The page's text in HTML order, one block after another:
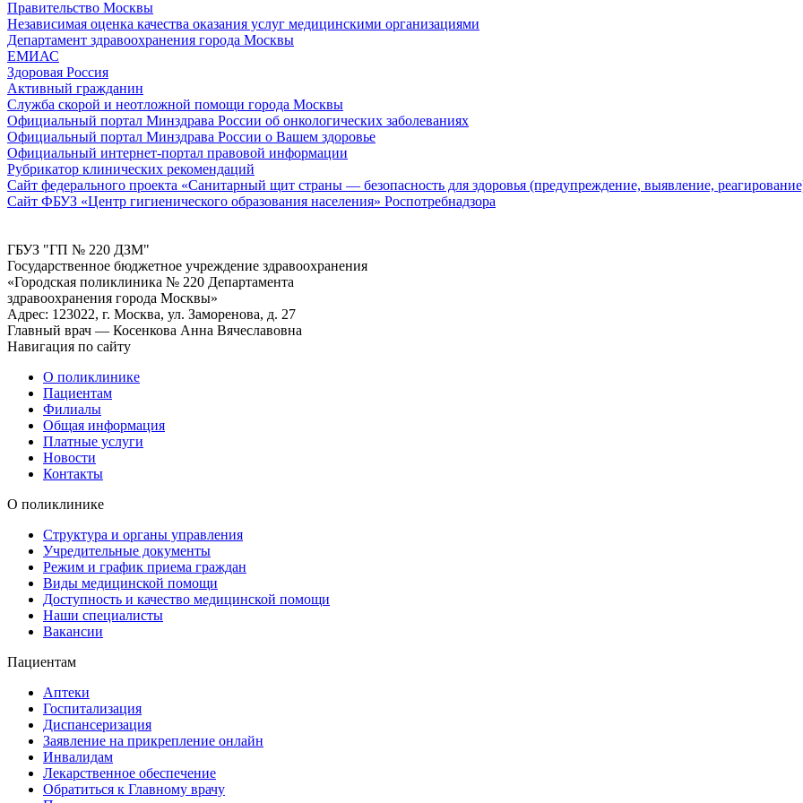
Правительство Москвы
Независимая оценка качества оказания услуг медицинскими организациями
Департамент здравоохранения города Москвы
ЕМИАС
Здоровая Россия
Активный гражданин
Служба скорой и неотложной помощи города Москвы
Официальный портал Минздрава России об онкологических заболеваниях
Официальный портал Минздрава России о Вашем здоровье
Официальный интернет-портал правовой информации
Рубрикатор клинических рекомендаций
Сайт федерального проекта «Санитарный щит страны — безопасность для здоровья (предупреждение, выявление,
Сайт ФБУЗ «Центр гигиенического образования населения» Роспотребнадзора
ГБУЗ "ГП № 220 ДЗМ"
Государственное бюджетное учреждение здравоохранения
«Городская поликлиника № 220 Департамента
здравоохранения города Москвы»
Адрес: 123022, г. Москва, ул. Заморенова, д. 27
Главный врач — Косенкова Анна Вячеславовна
Навигация по сайту
О поликлинике
Пациентам
Филиалы
Общая информация
Платные услуги
Новости
Контакты
О поликлинике
Структура и органы управления
Учредительные документы
Режим и график приема граждан
Виды медицинской помощи
Доступность и качество медицинской помощи
Наши специалисты
Вакансии
Пациентам
Аптеки
Госпитализация
Диспансеризация
Заявление на прикрепление онлайн
Инвалидам
Лекарственное обеспечение
Обратиться к Главному врачу